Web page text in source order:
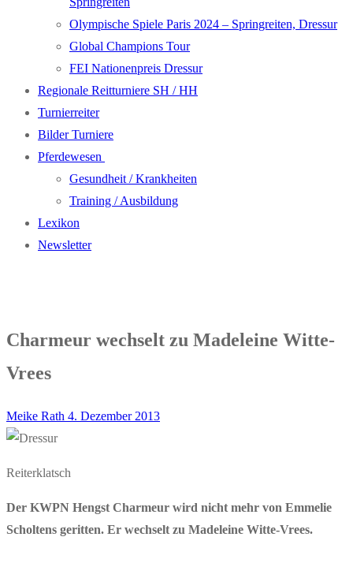
Olympische Spiele Paris 2024 – Springreiten, Dressur
Global Champions Tour
FEI Nationenpreis Dressur
Regionale Reitturniere SH / HH
Turnierreiter
Bilder Turniere
Pferdewesen
Gesundheit / Krankheiten
Training / Ausbildung
Lexikon
Newsletter
Charmeur wechselt zu Madeleine Witte-
Vrees
Meike Rath 4. Dezember 2013
Reiterklatsch
Der KWPN Hengst Charmeur wird nicht mehr von Emmelie
Scholtens geritten. Er wechselt zu Madeleine Witte-Vrees.